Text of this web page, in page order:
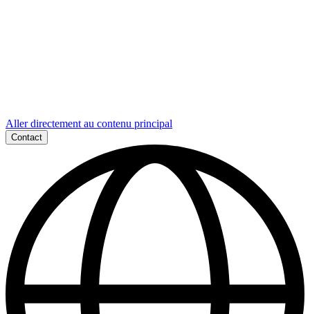
Aller directement au contenu principal
Contact